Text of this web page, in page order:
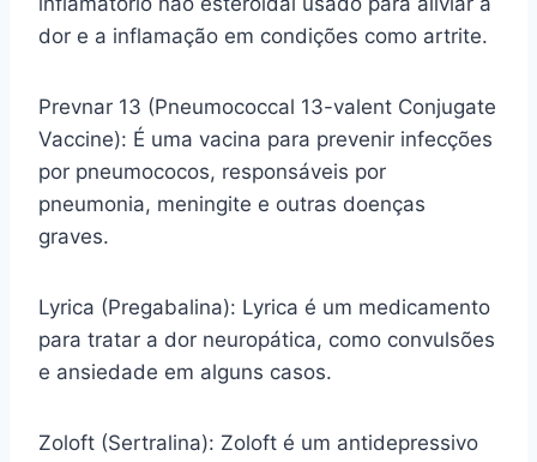
dor e a inflamação em condições como artrite.
Prevnar 13 (Pneumococcal 13-valent Conjugate
Vaccine): É uma vacina para prevenir infecções
por pneumococos, responsáveis por
pneumonia, meningite e outras doenças
graves.
Lyrica (Pregabalina): Lyrica é um medicamento
para tratar a dor neuropática, como convulsões
e ansiedade em alguns casos.
Zoloft (Sertralina): Zoloft é um antidepressivo